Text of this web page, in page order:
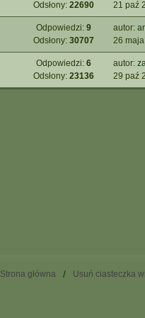
Odsłony: 22690
21 paź
Odpowiedzi: 9
Odsłony: 30707
autor:
26
Odpowiedzi: 6
Odsłony: 23136
autor:
29 paź
Strona główna Usuń ciasteczka